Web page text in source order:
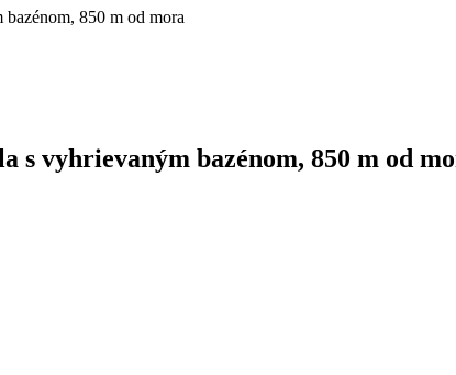
850 m od mora
vyhrievaným bazénom, 850 m od